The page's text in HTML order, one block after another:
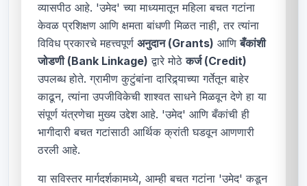
व्यासपीठ आहे. 'उमेद' च्या माध्यमातून महिला बचत गटांना
केवळ प्रशिक्षण आणि क्षमता बांधणी मिळत नाही, तर त्यांना
विविध प्रकारचे महत्त्वपूर्ण अनुदान (Grants) आणिबँकांशी
जोडणी (Bank Linkage) द्वारे मोठेकर्ज (Credit)
उपलब्ध होते. ग्रामीण कुटुंबांना दारिद्र्याच्या गर्तेतून बाहेर
काढून, त्यांना उपजीविकेची शाश्वत साधने मिळवून देणे हा या
संपूर्ण यंत्रणेचा मुख्य उद्देश आहे. 'उमेद' आणि बँकांची ही
भागीदारी बचत गटांसाठी आर्थिक क्रांती घडवून आणणारी
ठरली आहे.
या सविस्तर मार्गदर्शकामध्ये, आम्ही बचत गटांना 'उमेद' कडून